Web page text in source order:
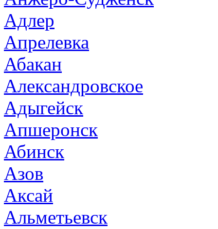
Адлер
Апрелевка
Абакан
Александровское
Адыгейск
Апшеронск
Абинск
Азов
Аксай
Альметьевск